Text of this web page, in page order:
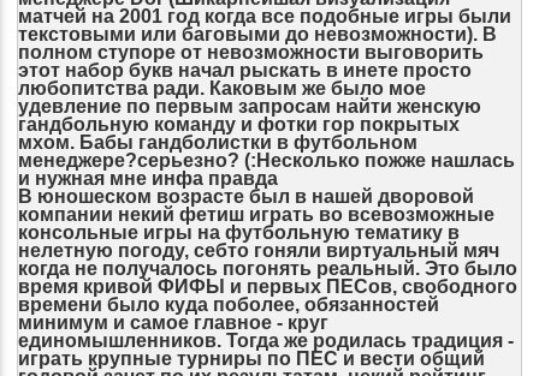
матчей на 2001 год когда все подобные игры были
текстовыми или баговыми до невозможности). В
полном ступоре от невозможности выговорить
этот набор букв начал рыскать в инете просто
любопитства ради. Каковым же было мое
удевление по первым запросам найти женскую
гандбольную команду и фотки гор покрытых
мхом. Бабы гандболистки в футбольном
менеджере?серьезно? (:Несколько пожже нашлась
и нужная мне инфа правда
В юношеском возрасте был в нашей дворовой
компании некий фетиш играть во всевозможные
консольные игры на футбольную тематику в
нелетную погоду, себто гоняли виртуальный мяч
когда не получалось погонять реальный. Это было
время кривой ФИФЫ и первых ПЕСов, свободного
времени было куда поболее, обязанностей
минимум и самое главное - круг
единомышленников. Тогда же родилась традиция -
играть крупные турниры по ПЕС и вести общий